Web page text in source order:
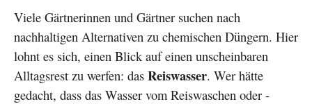
Viele Gärtnerinnen und Gärtner suchen nach
nachhaltigen Alternativen zu chemischen Düngern. Hier
lohnt es sich, einen Blick auf einen unscheinbaren
Alltagsrest zu werfen: das Reiswasser. Wer hätte
gedacht, dass das Wasser vom Reiswaschen oder -